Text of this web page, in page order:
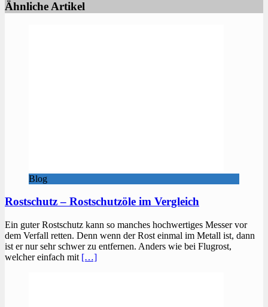
Ähnliche Artikel
Blog
Rostschutz – Rostschutzöle im Vergleich
Ein guter Rostschutz kann so manches hochwertiges Messer vor
dem Verfall retten. Denn wenn der Rost einmal im Metall ist, dann
ist er nur sehr schwer zu entfernen. Anders wie bei Flugrost,
welcher einfach mit […]